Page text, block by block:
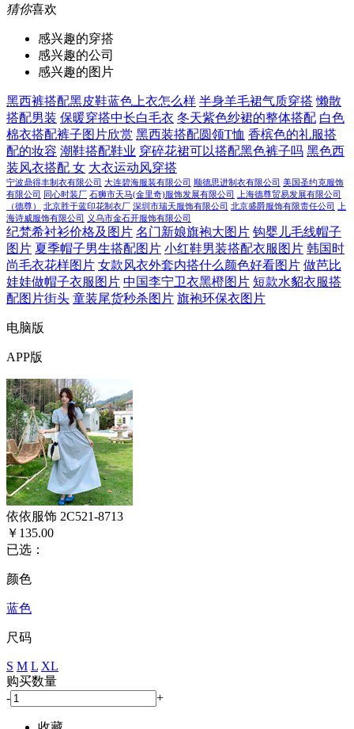
猜你喜欢
感兴趣的穿搭
感兴趣的公司
感兴趣的图片
黑西裤搭配黑皮鞋蓝色上衣怎么样 半身羊毛裙气质穿搭 懒散
搭配男装 保暖穿搭中长白毛衣 冬天紫色纱裙的整体搭配 白色
棉衣搭配裤子图片欣赏 黑西装搭配圆领T恤 香槟色的礼服搭
配的妆容 潮鞋搭配鞋业 穿碎花裙可以搭配黑色裤子吗 黑色西
装风衣搭配 女 大衣运动风穿搭
宁波鼎得丰制衣有限公司 大连碧海服装有限公司 顺德思进制衣有限公司 美国圣约克服饰
有限公司 同心时装厂 石狮市天马(金里奇)服饰发展有限公司
上海德尊贸易发展有限公司
（德尊）
北京胜于蓝印花制衣厂 深圳市瑞天服饰有限公司 北京盛爵服饰有限责任公司
上
海诗威服饰有限公司 义乌市金石开服饰有限公司
纪梵希衬衫价格及图片 名门新娘旗袍大图片 钩婴儿毛线帽子
图片 夏季帽子男生搭配图片 小红鞋男装搭配衣服图片 韩国时
尚毛衣花样图片 女款风衣外套内搭什么颜色好看图片 做芭比
娃娃做帽子衣服图片 中国李宁卫衣黑橙图片 短款水貂衣服搭
配图片街头 童装尾货秒杀图片 旗袍环保衣图片
电脑版
APP版
依依服饰 2C521-8713
￥135.00
已选：
颜色
蓝色
尺码
S M L XL
购买数量
-
+